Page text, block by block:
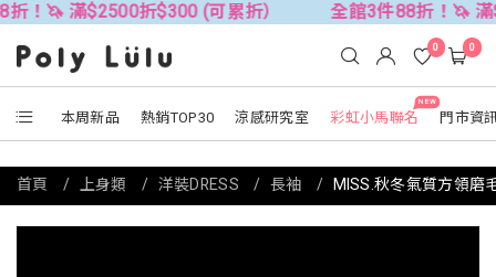
$2500折$300 (可累折） 全館3件88折！🦄 滿$2500折
本周新品 熱銷TOP30 涼感研究室
NEW
彩虹小馬聯名 門市資
0 0
首頁 上身類 洋裝DRESS 長袖 MISS.秋冬氣質方領磨